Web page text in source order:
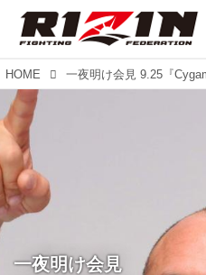
HOME
一夜明け会見